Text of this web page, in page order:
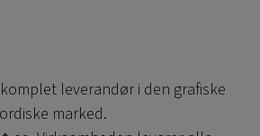
leverandør i den grafiske
marked.